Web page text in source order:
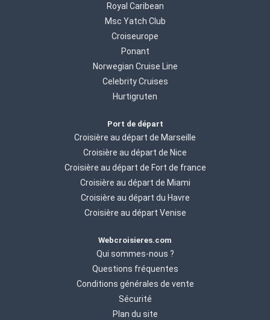
Royal Caribean
Msc Yatch Club
Croiseurope
Ponant
Norwegian Cruise Line
Celebrity Cruises
Hurtigruten
Port de départ
Croisière au départ de Marseille
Croisière au départ de Nice
Croisière au départ de Fort de france
Croisière au départ de Miami
Croisière au départ du Havre
Croisière au départ Venise
Webcroisieres.com
Qui sommes-nous ?
Questions fréquentes
Conditions générales de vente
Sécurité
Plan du site